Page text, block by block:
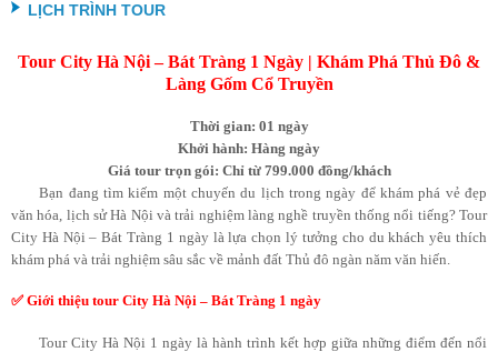
LỊCH TRÌNH TOUR
Tour City Hà Nội – Bát Tràng 1 Ngày | Khám Phá Thủ Đô &
Làng Gốm Cổ Truyền
Thời gian: 01 ngày
Khởi hành: Hàng ngày
Giá tour trọn gói: Chỉ từ 799.000 đồng/khách
Bạn đang tìm kiếm một chuyến du lịch trong ngày để khám phá vẻ đẹp
văn hóa, lịch sử Hà Nội và trải nghiệm làng nghề truyền thống nổi tiếng? Tour
City Hà Nội – Bát Tràng 1 ngày là lựa chọn lý tưởng cho du khách yêu thích
khám phá và trải nghiệm sâu sắc về mảnh đất Thủ đô ngàn năm văn hiến.
✅ Giới thiệu tour City Hà Nội – Bát Tràng 1 ngày
Tour City Hà Nội 1 ngày là hành trình kết hợp giữa những điểm đến nổi